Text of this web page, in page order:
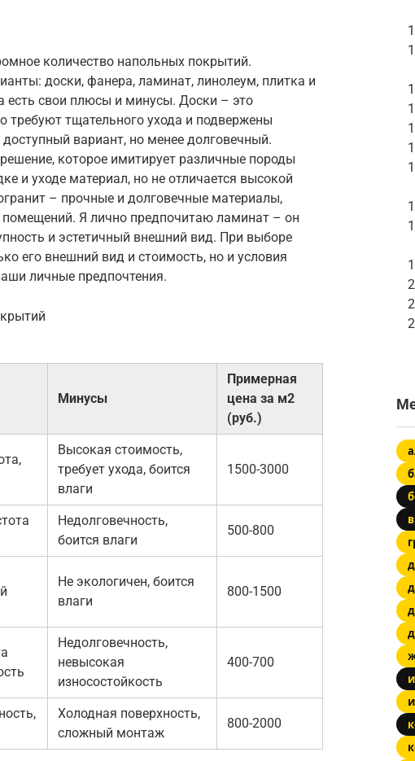
количество напольных покрытий.
доски, фанера, ламинат, линолеум, плитка и
есть свои плюсы и минусы. Доски – это
требуют тщательного ухода и подвержены
вариант, но менее долговечный.
которое имитирует различные породы
и уходе материал, но не отличается высокой
– прочные и долговечные материалы,
Я лично предпочитаю ламинат – он
и эстетичный внешний вид. При выборе
его внешний вид и стоимость, но и условия
личные предпочтения.
Минусы
Примерная
цена за м2
(руб.)
Высокая стоимость,
требует ухода, боится
влаги
1500-3000
Недолговечность,
боится влаги
500-800
Не экологичен, боится
влаги
800-1500
Недолговечность,
невысокая
износостойкость
400-700
Холодная поверхность,
сложный монтаж
800-2000